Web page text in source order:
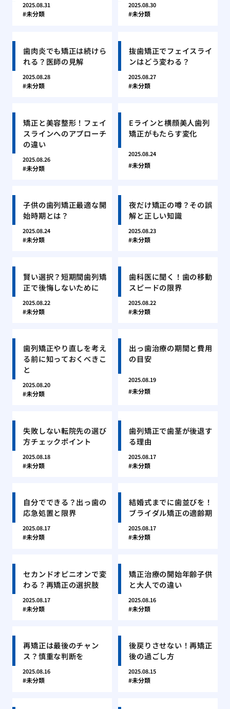
2025.08.31
未分類
2025.08.30
未分類
歯肉炎でも矯正は続けら
れる？医師の見解
2025.08.28
未分類
抜歯矯正でフェイスライ
ンはどう変わる？
2025.08.27
未分類
矯正と美容整形！フェイ
スラインへのアプローチ
の違い
2025.08.26
未分類
Eラインと横顔美人歯列
矯正がもたらす変化
2025.08.24
未分類
子供の歯列矯正最適な開
始時期とは？
2025.08.24
未分類
夜だけ矯正の噂？その誤
解と正しい知識
2025.08.23
未分類
賢い選択？短期間歯列矯
正で後悔しないために
2025.08.22
未分類
歯科医に聞く！歯の移動
スピードの限界
2025.08.22
未分類
歯列矯正やり直しを考え
る前に知っておくべきこ
と
2025.08.20
未分類
出っ歯治療の期間と費用
の目安
2025.08.19
未分類
失敗しない転院先の選び
方チェックポイント
2025.08.18
未分類
歯列矯正で歯茎が後退す
る理由
2025.08.17
未分類
自分でできる？出っ歯の
応急処置と限界
2025.08.17
未分類
結婚式までに歯並びを！
ブライダル矯正の適齢期
2025.08.17
未分類
セカンドオピニオンで変
わる？再矯正の選択肢
2025.08.17
未分類
矯正治療の開始年齢子供
と大人での違い
2025.08.16
未分類
再矯正は最後のチャン
ス？慎重な判断を
2025.08.16
未分類
後戻りさせない！再矯正
後の過ごし方
2025.08.15
未分類